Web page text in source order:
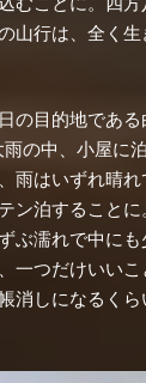
山行は、全く
の目的地であ
の中、小屋に
雨はいずれ晴
ン泊すること
ぶ濡れで中に
一つだけいい
消しになるく